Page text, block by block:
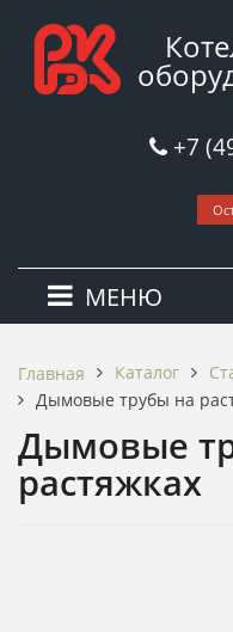
+7
МЕНЮ
Главная Каталог
Дымовые трубы на
Дымовые
растяжках